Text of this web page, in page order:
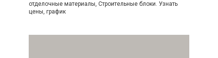
отделочные материалы, Строительные блоки. Узнать
цены, график